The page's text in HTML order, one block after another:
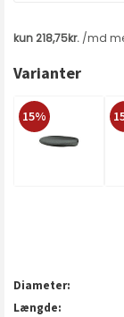
Varianter
15%
Diameter
Længde